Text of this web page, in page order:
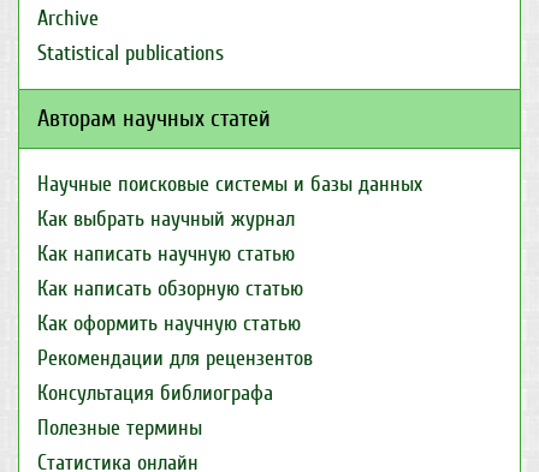
Archive
Statistical publications
Авторам научных статей
Научные поисковые системы и базы данных
Как выбрать научный журнал
Как написать научную статью
Как написать обзорную статью
Как оформить научную статью
Рекомендации для рецензентов
Консультация библиографа
Полезные термины
Статистика онлайн